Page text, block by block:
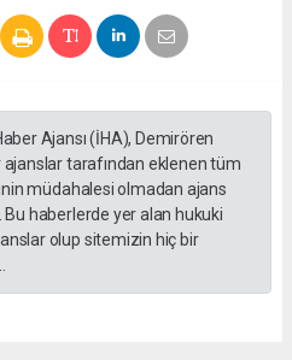
Ajansı (İHA), Demirören
ajanslar tarafından eklenen tüm
müdahalesi olmadan ajans
haberlerde yer alan hukuki
olup sitemizin hiç bir